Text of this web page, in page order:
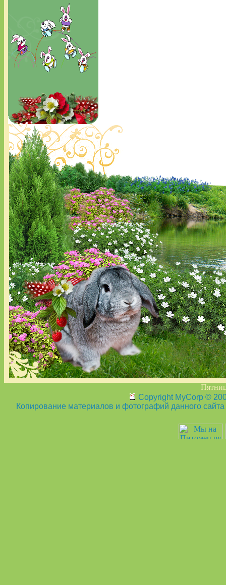
Copyright MyCorp ©
Копирование материалов и фотографий данного